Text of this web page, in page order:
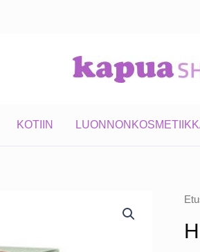
KOTIIN